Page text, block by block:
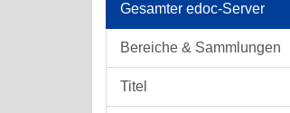
Gesamter edoc-Server
Bereiche & Sammlungen
Titel